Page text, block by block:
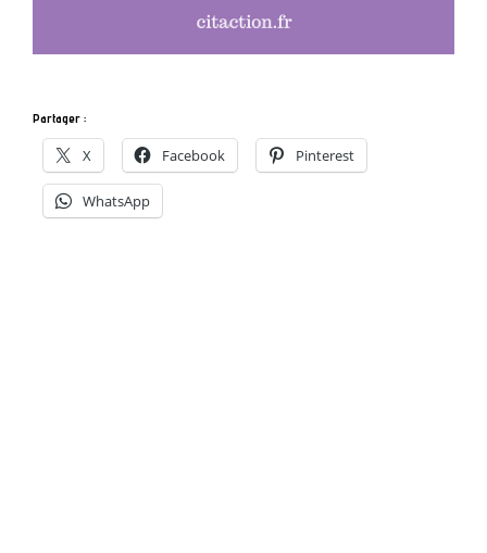
Partager :
X Facebook Pinterest
WhatsApp